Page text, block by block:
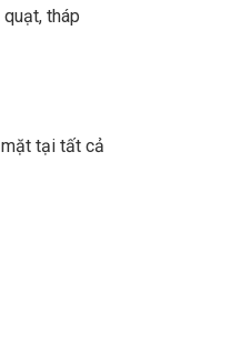
tháp
tại tất cả